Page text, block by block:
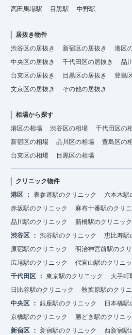
高田馬場駅
目黒駅 中野駅
居抜き物件
渋谷区の居抜き
新宿区の居抜き
港区
中央区の居抜き
千代田区の居抜き
品
台東区の居抜き
目黒区の居抜き
豊島
文京区の居抜き
その他の居抜き
相場から探す
港区の相場
渋谷区の相場 千代田区の
新宿区の相場
品川区の相場 豊島区の
台東区の相場
目黒区の相場
クリニック物件
港区
表参道駅のクリニック
六本木駅
赤坂駅のクリニック
麻布十番駅のクリ
品川駅のクリニック
新橋駅のクリニック
渋谷区
渋谷駅のクリニック
恵比寿駅
原宿駅のクリニック
明治神宮前駅のク
広尾駅のクリニック
代官山駅のクリニ
千代田区
東京駅のクリニック
大手町
日比谷駅のクリニック
秋葉原駅のクリ
中央区
銀座駅のクリニック
日本橋駅
京橋駅のクリニック
勝どき駅のクリニ
新宿区
新宿駅のクリニック
西新宿駅